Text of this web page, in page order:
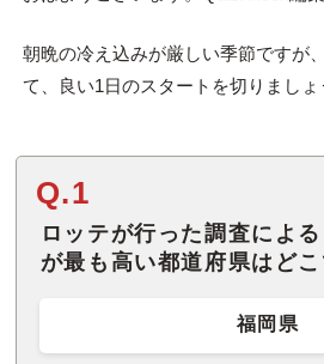
朝晩の冷え込みが厳しい季節ですが
て、良い1日のスタートを切りましょ
Q.1
ロッテが行った調査による
が最も高い都道府県はどこ
福岡県